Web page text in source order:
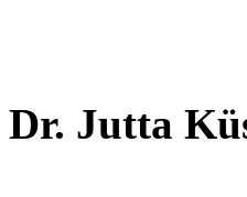
Dr. Jutta